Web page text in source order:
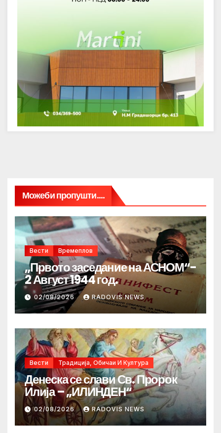
Можеби пропушти....
Вести Времеплов
„Првото заседание на АСНОМ“-
2 Август 1944 год.
02/08/2026 RADOVIS NEWS
Вести Традиција, Обичаи И Култура
Денеска се слави Св. Пророк
Илија – „ИЛИНДЕН“
02/08/2026 RADOVIS NEWS